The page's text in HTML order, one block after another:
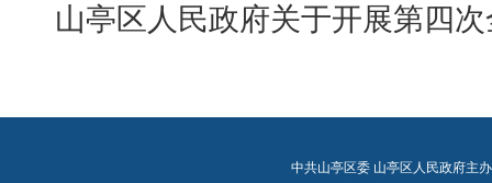
山亭区人民政府关于开展第四
中共山亭区委 山亭区人民政府主